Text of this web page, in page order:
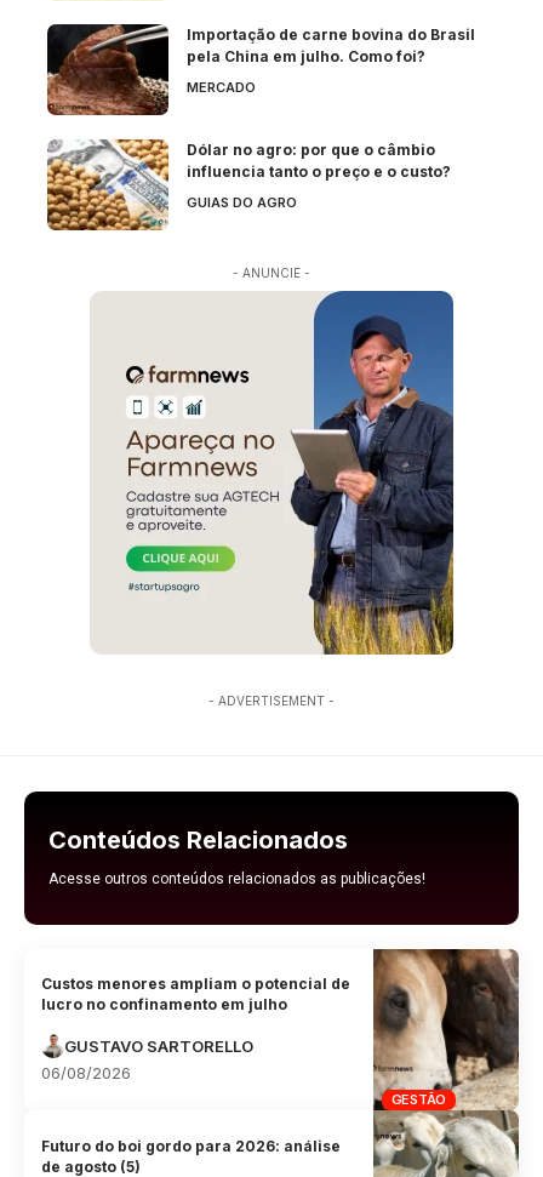
Importação de carne bovina do Brasil
pela China em julho. Como foi?
MERCADO
Dólar no agro: por que o câmbio
influencia tanto o preço e o custo?
GUIAS DO AGRO
- ANUNCIE -
- ADVERTISEMENT -
Conteúdos Relacionados
Acesse outros conteúdos relacionados as publicações!
GESTÃO
Custos menores ampliam o potencial de
lucro no confinamento em julho
GUSTAVO SARTORELLO
06/08/2026
Futuro do boi gordo para 2026: análise
de agosto (5)